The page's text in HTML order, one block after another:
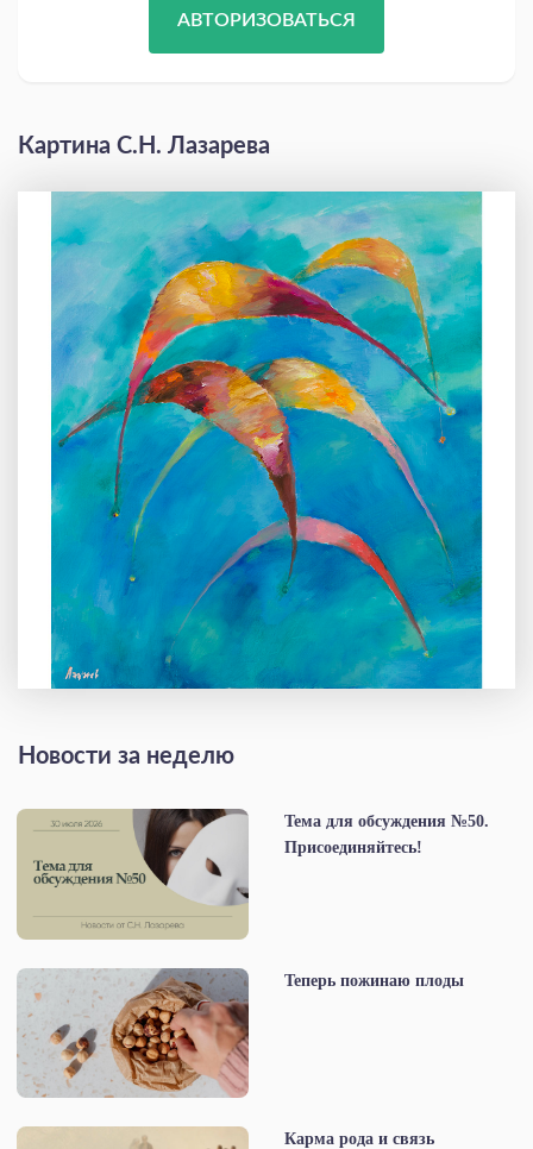
АВТОРИЗОВАТЬСЯ
Картина С.Н. Лазарева
Новости за неделю
Тема для обсуждения №50.
Присоединяйтесь!
Теперь пожинаю плоды
Карма рода и связь